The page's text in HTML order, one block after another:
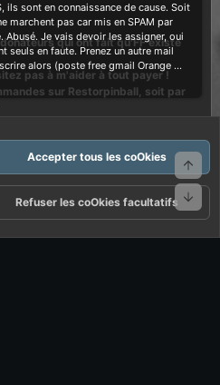
qui ont fait qu'FF existe
pas à m'aider à tout payer !
sur Restorpinball, soit par
de confidentialité Aide
R
S
ils sont en connaissance de cause. Soit
marchent pas car mis en SPAM par
Abusé. Je vais devoir les assigner, oui
seuls en faute. Prenez un autre mail
alors (poste free gmail Orange ...
Accepter tous les coOkies
Refuser les coOkies facultatifs